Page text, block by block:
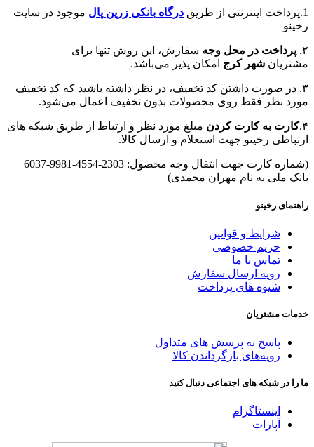
1.پرداخت اینترنتی از طریق درگاه‌ بانکی زرین پال موجود در سایت
رخینو
۲. پرداخت در محل وجه سفارش، این روش تنها برای
مشتریان شهر کرج امکان پذیر می‌باشد.
۳. در صورت داشتن کد تخفیف، در نظر داشته باشید که کد تخفیف
مورد نظر فقط روی محصولات بدون تخفیف اعمال می‌شود.
۴. کارت به کارت کردن مبلغ مورد نظر و ارتباط از طریق شبکه های
ارتباطی رخینو جهت استعلام و ارسال کالا.
(شماره کارت جهت انتقال وجه محصول: 2303-4554-9981-6037
بانک ملی به نام مهران محمدی)
راهنمای رخینو
شرایط و قوانین
حریم خصوصی
تماس با ما
رویه ارسال سفارش
شیوه های پرداخت
خدمات مشتریان
پاسخ به پرسش های متداول
رویه‌های بازگرداندن کالا
ما را در شبکه های اجتماعی دنبال کنید
اینستاگرام
آپارات